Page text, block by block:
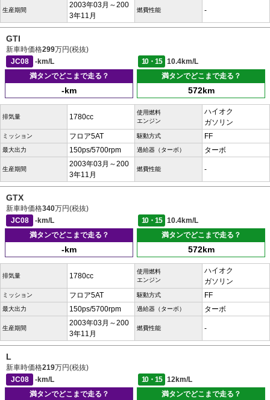
生産期間
2003年03月～200
3年11月
燃費性能 -
GTI
新車時価格299万円(税抜)
JC08
-km/L 10・15
10.4km/L
満タンでどこまで走る？
-km
満タンでどこまで走る？
572km
排気量 1780cc
使用燃料
エンジン
ハイオク
ガソリン
ミッション フロア5AT 駆動方式 FF
最大出力 150ps/5700rpm 過給器（ターボ） ターボ
生産期間
2003年03月～200
3年11月
燃費性能 -
GTX
新車時価格340万円(税抜)
JC08
-km/L 10・15
10.4km/L
満タンでどこまで走る？
-km
満タンでどこまで走る？
572km
排気量 1780cc
使用燃料
エンジン
ハイオク
ガソリン
ミッション フロア5AT 駆動方式 FF
最大出力 150ps/5700rpm 過給器（ターボ） ターボ
生産期間
2003年03月～200
3年11月
燃費性能 -
L
新車時価格219万円(税抜)
JC08
-km/L 10・15
12km/L
満タンでどこまで走る？
満タンでどこまで走る？